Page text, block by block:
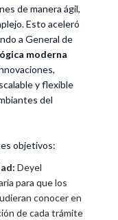
de manera ágil,
Esto aceleró
a General de
moderna
y flexible
del
objetivos:
Deyel
para que los
conocer en
de cada trámite